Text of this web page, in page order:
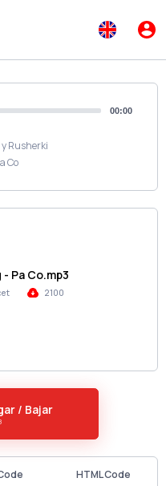
00:00
Rusherki
Co
Pa Co.mp3
2100
/ Bajar
HTML Code